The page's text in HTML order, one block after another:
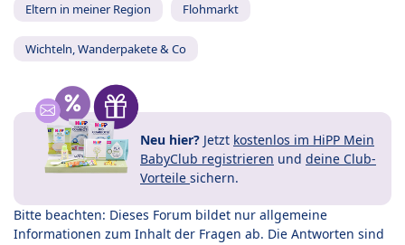
Eltern in meiner Region Flohmarkt
Wichteln, Wanderpakete & Co
Neu hier? Jetzt kostenlos im HiPP Mein
BabyClub registrieren und deine Club-
Vorteile sichern.
Bitte beachten: Dieses Forum bildet nur allgemeine
Informationen zum Inhalt der Fragen ab. Die Antworten sind